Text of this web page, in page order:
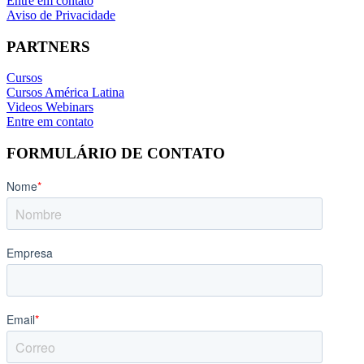
Aviso de Privacidade
PARTNERS
Cursos
Cursos América Latina
Videos Webinars
Entre em contato
FORMULÁRIO DE CONTATO